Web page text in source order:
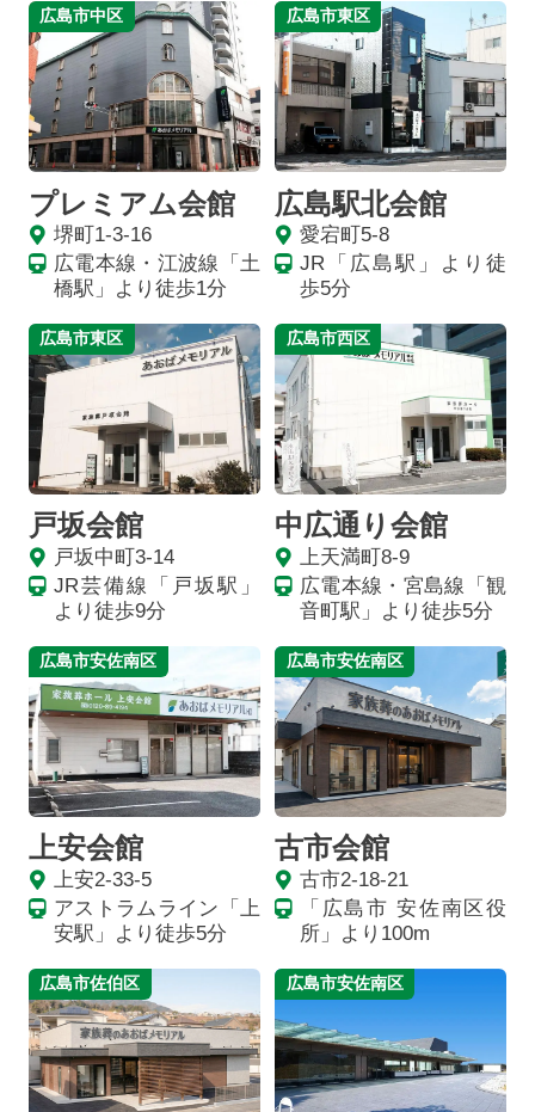
広島市中区
プレミアム会館
堺町1-3-16
広電本線・江波線「土
橋駅」より徒歩1分
広島市東区
広島駅北会館
愛宕町5-8
JR「広島駅」より徒
歩5分
広島市東区
戸坂会館
戸坂中町3-14
JR芸備線「戸坂駅」
より徒歩9分
広島市西区
中広通り会館
上天満町8-9
広電本線・宮島線「観
音町駅」より徒歩5分
広島市安佐南区
上安会館
上安2-33-5
アストラムライン「上
安駅」より徒歩5分
広島市安佐南区
古市会館
古市2-18-21
「広島市 安佐南区役
所」より100m
広島市佐伯区 広島市安佐南区